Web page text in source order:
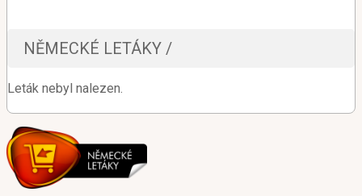
NĚMECKÉ LETÁKY /
Leták nebyl nalezen.